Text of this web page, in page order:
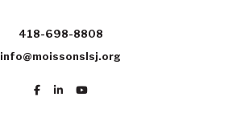
418-698-8808
info@moissonslsj.org